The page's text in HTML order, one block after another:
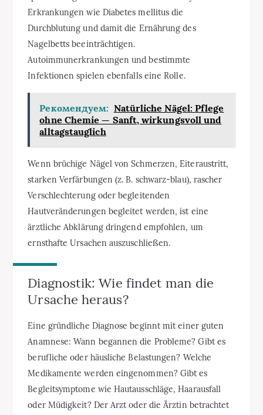
Erkrankungen wie Diabetes mellitus die
Durchblutung und damit die Ernährung des
Nagelbetts beeinträchtigen.
Autoimmunerkrankungen und bestimmte
Infektionen spielen ebenfalls eine Rolle.
Рекомендуем: Natürliche Nägel: Pflege
ohne Chemie — Sanft, wirkungsvoll und
alltagstauglich
Wenn brüchige Nägel von Schmerzen, Eiteraustritt,
starken Verfärbungen (z. B. schwarz-blau), rascher
Verschlechterung oder begleitenden
Hautveränderungen begleitet werden, ist eine
ärztliche Abklärung dringend empfohlen, um
ernsthafte Ursachen auszuschließen.
Diagnostik: Wie findet man die
Ursache heraus?
Eine gründliche Diagnose beginnt mit einer guten
Anamnese: Wann begannen die Probleme? Gibt es
berufliche oder häusliche Belastungen? Welche
Medikamente werden eingenommen? Gibt es
Begleitsymptome wie Hautausschläge, Haarausfall
oder Müdigkeit? Der Arzt oder die Ärztin betrachtet